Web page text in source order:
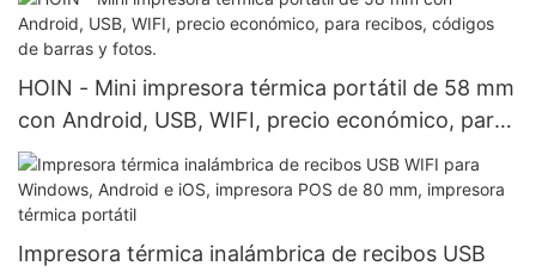
HOIN - Mini impresora térmica portátil de 58 mm
con Android, USB, WIFI, precio económico, para
recibos, códigos de barras y fotos.
Impresora térmica inalámbrica de recibos USB